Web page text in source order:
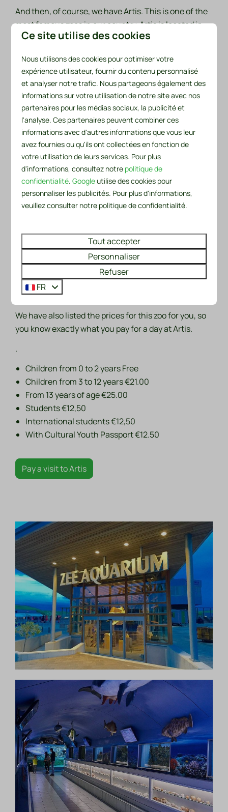
And then, of course, we have Artis. This is one of the
most famous zoos in our country. Artis is located in
Amsterdam and is therefore easily accessible from
750 different animal species, including sharks,
gazelles, wildebeests, chimpanzees, elephants,
giraffes and zebras. There are also 300 different
species of trees. Therefore, it is truly a fantastic
experience to walk through this zoo. Artis is the
oldest zoo in the Netherlands and this is reflected in
the 19th-century architecture that has been well
preserved. What also makes Artis very special is that
they have recreated the natural habitat of the
animals as closely as possible. You can also
experience this for yourself as a visitor. Different
parts of the world are reflected in the park so that the
already very impressive of course, but in addition
Artis also has the largest Planetarium in the
Netherlands. We definitely recommend visiting this
zoo when you stay in our park.
We have also listed the prices for this zoo for you, so
you know exactly what you pay for a day at Artis.
.
Children from 0 to 2 years Free
Children from 3 to 12 years €21.00
From 13 years of age €25.00
Students €12,50
International students €12,50
With Cultural Youth Passport €12.50
Pay a visit to Artis
Ce site utilise des cookies
Nous utilisons des cookies pour optimiser votre
expérience utilisateur, fournir du contenu personnalisé
et analyser notre trafic. Nous partageons également des
informations sur votre utilisation de notre site avec nos
partenaires pour les médias sociaux, la publicité et
l'analyse. Ces partenaires peuvent combiner ces
informations avec d'autres informations que vous leur
avez fournies ou qu'ils ont collectées en fonction de
votre utilisation de leurs services. Pour plus
d'informations, consultez notre politique de
confidentialité.Googleutilise des cookies pour
personnaliser les publicités. Pour plus d'informations,
veuillez consulter notre politique de confidentialité.
Tout accepter
Personnaliser
Refuser
FR